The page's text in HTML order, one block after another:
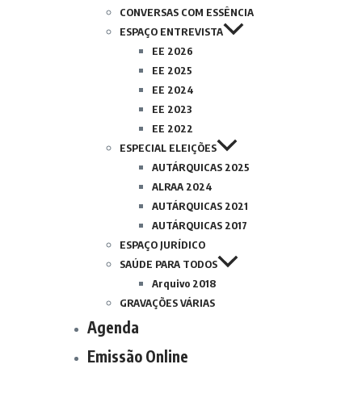
CONVERSAS COM ESSÊNCIA
ESPAÇO ENTREVISTA
EE 2026
EE 2025
EE 2024
EE 2023
EE 2022
ESPECIAL ELEIÇÕES
AUTÁRQUICAS 2025
ALRAA 2024
AUTÁRQUICAS 2021
AUTÁRQUICAS 2017
ESPAÇO JURÍDICO
SAÚDE PARA TODOS
Arquivo 2018
GRAVAÇÕES VÁRIAS
Agenda
Emissão Online